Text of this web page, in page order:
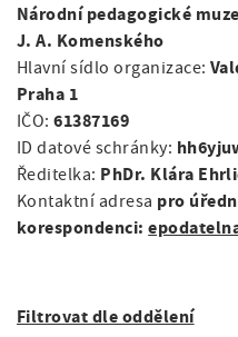
k
o
v
á
n
a
Národní pedagogické
J. A. Komenského
Hlavní sídlo organizace:
Praha 1
IČO:61387169
ID datové schránky:
Ředitelka: PhDr. Klára
Kontaktní adresa pro
korespondenci:
Filtrovat dle oddělení
a
v
i
g
a
t
o